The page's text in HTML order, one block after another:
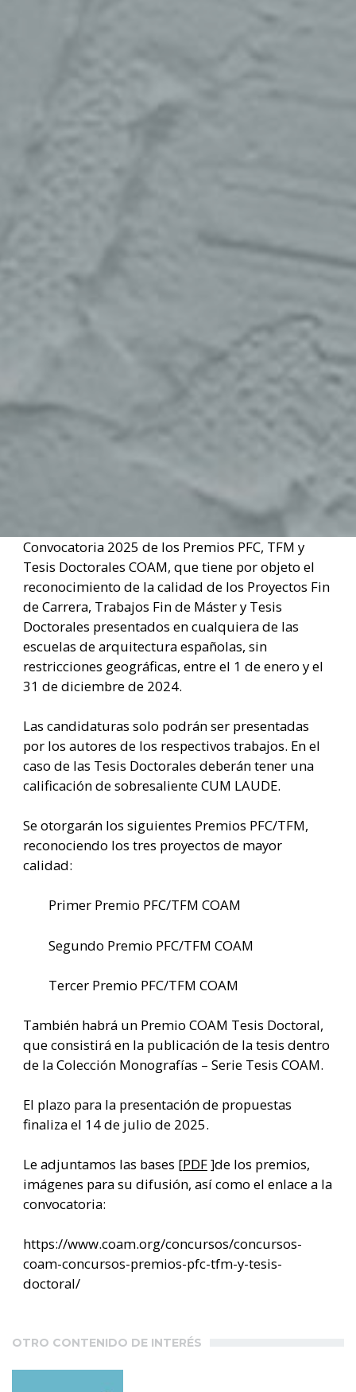
Convocatoria 2025 de los Premios PFC, TFM y
Tesis Doctorales COAM, que tiene por objeto el
reconocimiento de la calidad de los Proyectos Fin
de Carrera, Trabajos Fin de Máster y Tesis
Doctorales presentados en cualquiera de las
escuelas de arquitectura españolas, sin
restricciones geográficas, entre el 1 de enero y el
31 de diciembre de 2024.​
Las candidaturas solo podrán ser presentadas
por los autores de los respectivos trabajos. En el
caso de las Tesis Doctorales deberán tener una
calificación de sobresaliente CUM LAUDE.
Se otorgarán los siguientes Premios PFC/TFM,
reconociendo los tres proyectos de mayor
calidad:
Primer Premio PFC/TFM COAM
Segundo Premio PFC/TFM COAM
Tercer Premio PFC/TFM COAM
También habrá un Premio COAM Tesis Doctoral,
que consistirá en la publicación de la tesis dentro
de la Colección Monografías – Serie Tesis COAM.
El plazo para la presentación de propuestas
finaliza el 14 de julio de 2025.
Le adjuntamos las bases [PDF]de los premios,
imágenes para su difusión, así como el enlace a la
convocatoria:
https://www.coam.org/concursos/concursos-
coam-concursos-premios-pfc-tfm-y-tesis-
doctoral/
OTRO CONTENIDO DE INTERÉS